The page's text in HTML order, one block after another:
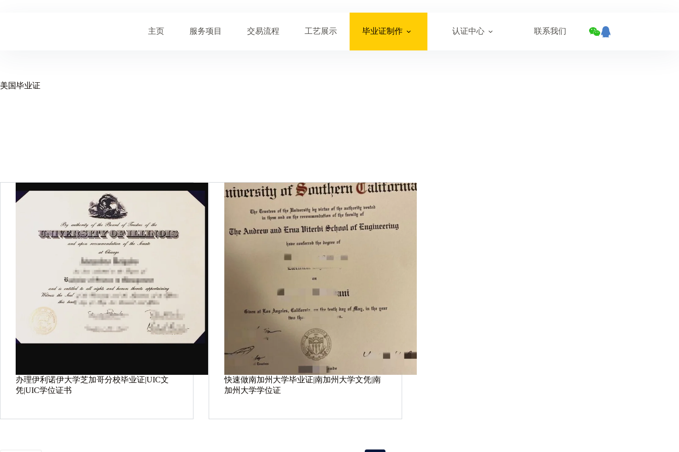
主页 服务项目 交易流程 工艺展示 毕业证制作 认证中心 联系我们
美国毕业证
办理伊利诺伊大学芝加哥分校毕业证|UIC文
凭|UIC学位证书
快速做南加州大学毕业证|南加州大学文凭|南
加州大学学位证